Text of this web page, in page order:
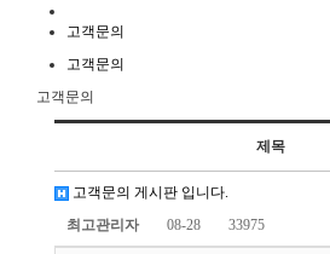
고객문의
고객문의
고객문의
제목
고객문의 게시판 입니다.
최고관리자
08-28 33975